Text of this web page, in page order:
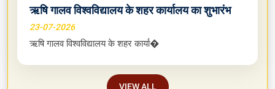
ऋषि गालव विश्वविद्यालय के शहर कार्यालय का शुभारंभ
23-07-2026
ऋषि गालव विश्वविद्यालय के शहर कार्या�
VIEW ALL